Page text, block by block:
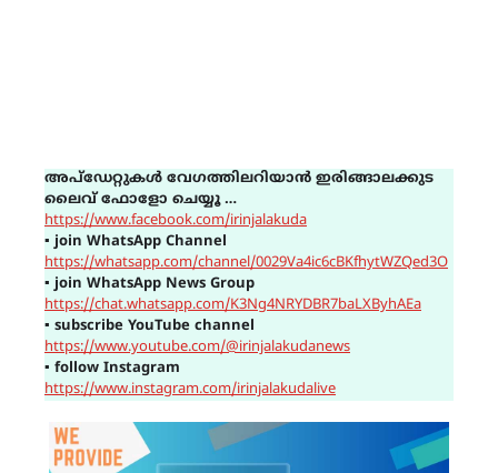
അപ്ഡേറ്റുകൾ വേഗത്തിലറിയാൻ ഇരിങ്ങാലക്കുട
ലൈവ് ഫോളോ ചെയ്യൂ …
https://www.facebook.com/irinjalakuda
▪ join WhatsApp Channel
https://whatsapp.com/channel/0029Va4ic6cBKfhytWZQed3O
▪ join WhatsApp News Group
https://chat.whatsapp.com/K3Ng4NRYDBR7baLXByhAEa
▪ subscribe YouTube channel
https://www.youtube.com/@irinjalakudanews
▪ follow Instagram
https://www.instagram.com/irinjalakudalive